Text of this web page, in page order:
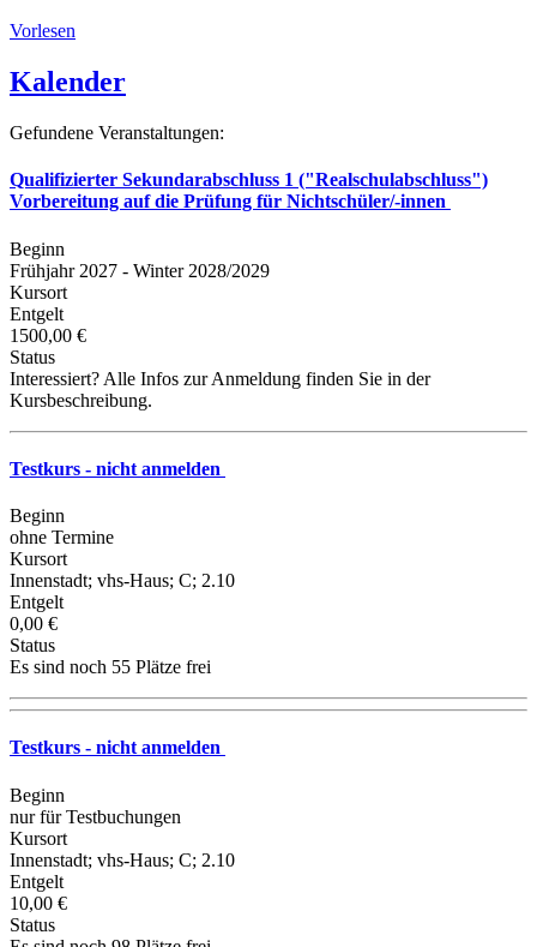
Vorlesen
Kalender
Gefundene Veranstaltungen:
Qualifizierter Sekundarabschluss 1 ("Realschulabschluss")
Vorbereitung auf die Prüfung für Nichtschüler/-innen
Beginn
Frühjahr 2027 - Winter 2028/2029
Kursort
Entgelt
1500,00 €
Status
Interessiert? Alle Infos zur Anmeldung finden Sie in der
Kursbeschreibung.
Testkurs - nicht anmelden
Beginn
ohne Termine
Kursort
Innenstadt; vhs-Haus; C; 2.10
Entgelt
0,00 €
Status
Es sind noch 55 Plätze frei
Testkurs - nicht anmelden
Beginn
nur für Testbuchungen
Kursort
Innenstadt; vhs-Haus; C; 2.10
Entgelt
10,00 €
Status